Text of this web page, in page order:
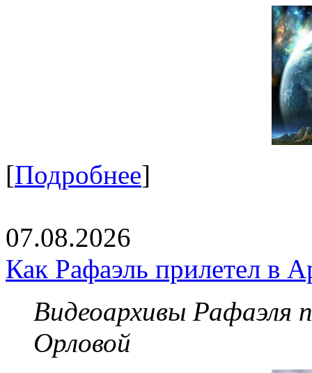
[Подробнее]
07.08.2026
Как Рафаэль прилетел в
Видеоархивы Рафаэля
Орловой